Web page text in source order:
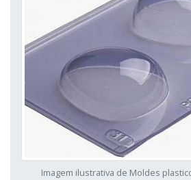
Imagem ilustrativa de Moldes